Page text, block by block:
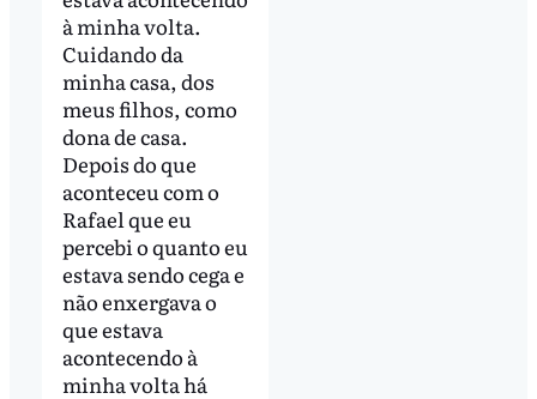
à minha volta.
Cuidando da
minha casa, dos
meus filhos, como
dona de casa.
Depois do que
aconteceu com o
Rafael que eu
percebi o quanto eu
estava sendo cega e
não enxergava o
que estava
acontecendo à
minha volta há